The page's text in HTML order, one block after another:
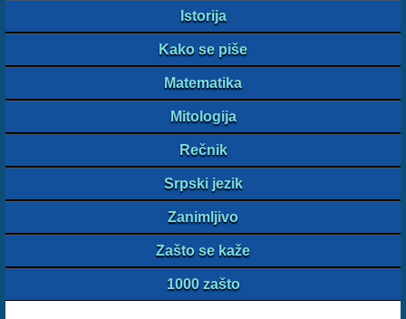
Istorija
Kako se piše
Matematika
Mitologija
Rečnik
Srpski jezik
Zanimljivo
Zašto se kaže
1000 zašto